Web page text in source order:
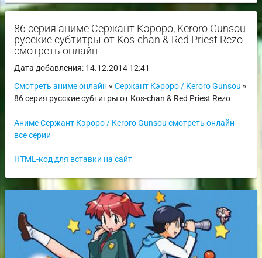
86 серия аниме Сержант Кэроро, Keroro Gunsou
русские субтитры от Kos-chan & Red Priest Rezo
смотреть онлайн
Дата добавления: 14.12.2014 12:41
Смотреть аниме онлайн » Сержант Кэроро / Keroro Gunsou »
86 серия русские субтитры от Kos-chan & Red Priest Rezo
Аниме Сержант Кэроро / Keroro Gunsou смотреть онлайн
все серии
HTML-код для вставки на сайт